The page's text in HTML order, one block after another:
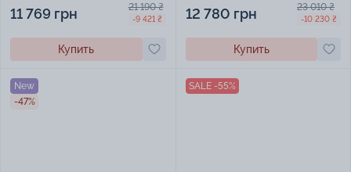
11 769 грн 21 190 ₴
-9 421 ₴
Купить
12 780 грн 23 010 ₴
-10 230 ₴
Купить
New
-47%
SALE -55%